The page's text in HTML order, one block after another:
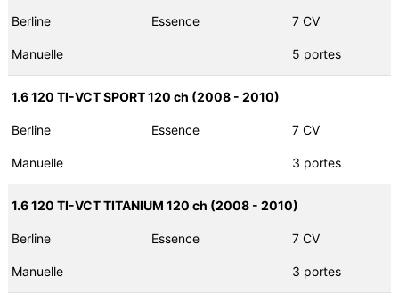
Berline Essence 7 CV
Manuelle 5 portes
1.6 120 TI-VCT SPORT 120 ch (2008 - 2010)
Berline Essence 7 CV
Manuelle 3 portes
1.6 120 TI-VCT TITANIUM 120 ch (2008 - 2010)
Berline Essence 7 CV
Manuelle 3 portes